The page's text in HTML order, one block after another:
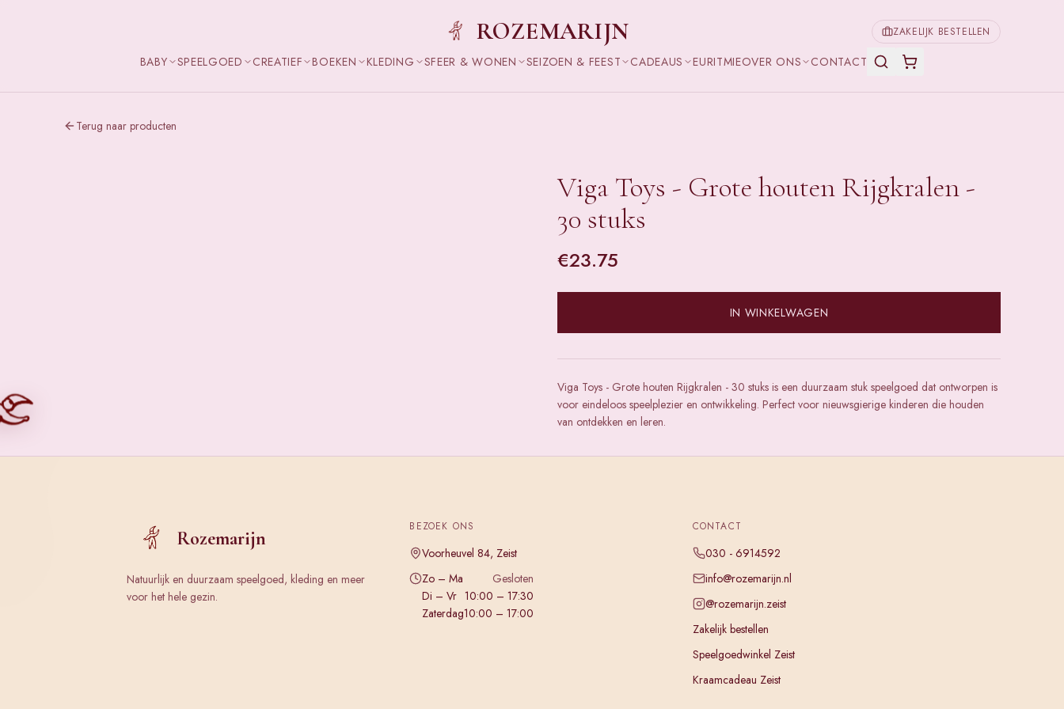
ROZEMARIJN ZAKELIJK BESTELLEN
BABY SPEELGOED CREATIEF BOEKEN KLEDING SFEER & WONEN SEIZOEN & FEEST CADEAUS EURITMIEOVER ONS CONTACT
Terug naar producten
Viga Toys - Grote houten Rijgkralen -
30 stuks
€23.75
IN WINKELWAGEN
Viga Toys - Grote houten Rijgkralen - 30 stuks is een duurzaam stuk speelgoed dat ontworpen is
voor eindeloos speelplezier en ontwikkeling. Perfect voor nieuwsgierige kinderen die houden
van ontdekken en leren.
Rozemarijn
Natuurlijk en duurzaam speelgoed, kleding en meer
voor het hele gezin.
BEZOEK ONS
Voorheuvel 84, Zeist
Zo – Ma
Gesloten
Di – Vr 10:00 – 17:30
Zaterdag10:00 – 17:00
CONTACT
030 - 6914592
info@rozemarijn.nl
@rozemarijn.zeist
Zakelijk bestellen
Speelgoedwinkel Zeist
Kraamcadeau Zeist